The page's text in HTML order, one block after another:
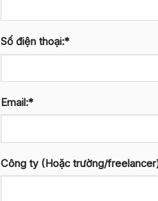
Số điện thoại:*
Email:*
Công ty (Hoặc trường/